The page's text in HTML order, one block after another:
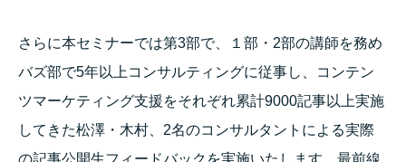
さらに本セミナーでは第3部で、１部・2部の講師を務め
バズ部で5年以上コンサルティングに従事し、コンテン
ツマーケティング支援をそれぞれ累計9000記事以上実施
してきた松澤・木村、2名のコンサルタントによる実際
の記事公開生フィードバックを実施いたします。最前線